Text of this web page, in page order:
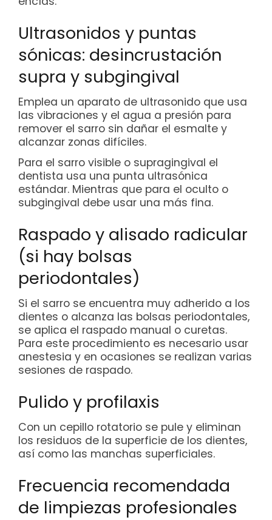
Ultrasonidos y puntas
sónicas: desincrustación
supra y subgingival
Emplea un aparato de ultrasonido que usa
las vibraciones y el agua a presión para
remover el sarro sin dañar el esmalte y
alcanzar zonas difíciles.
Para el sarro visible o supragingival el
dentista usa una punta ultrasónica
estándar. Mientras que para el oculto o
subgingival debe usar una más fina.
Raspado y alisado radicular
(si hay bolsas
periodontales)
Si el sarro se encuentra muy adherido a los
dientes o alcanza las bolsas periodontales,
se aplica el raspado manual o curetas.
Para este procedimiento es necesario usar
anestesia y en ocasiones se realizan varias
sesiones de raspado.
Pulido y profilaxis
Con un cepillo rotatorio se pule y eliminan
los residuos de la superficie de los dientes,
así como las manchas superficiales.
Frecuencia recomendada
de limpiezas profesionales